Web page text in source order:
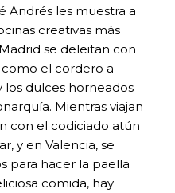
Andrés les muestra a
creativas más
se deleitan con
como el cordero a
los dulces horneados
Mientras viajan
con el codiciado atún
y en Valencia, se
para hacer la paella
comida, hay